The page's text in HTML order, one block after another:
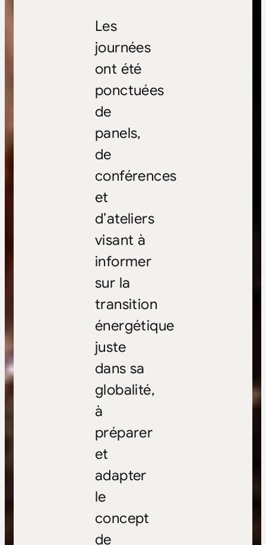
Les
journées
ont été
ponctuées
de
panels,
de
conférences
et
d’ateliers
visant à
informer
sur la
transition
énergétique
juste
dans sa
globalité,
à
préparer
et
adapter
le
concept
de